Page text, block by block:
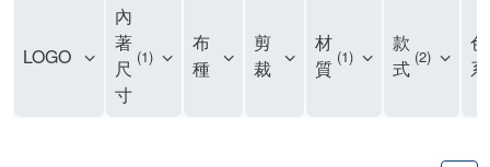
LOGO
內
著
尺
寸
1
布
種
剪
裁
材
質 1
款
式 2
色
系